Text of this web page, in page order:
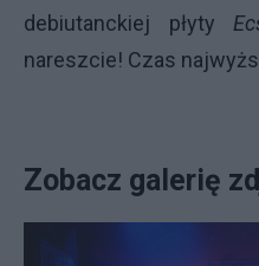
debiutanckiej płyty
nareszcie! Czas
Zobacz galerię